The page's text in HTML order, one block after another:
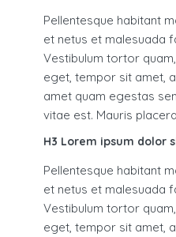
Pellentesque habitant
et netus et malesuada
Vestibulum tortor
eget, tempor sit amet,
amet quam egestas
vitae est. Mauris
H3 Lorem ipsum dolor
Pellentesque habitant
et netus et malesuada
Vestibulum tortor
eget, tempor sit amet,